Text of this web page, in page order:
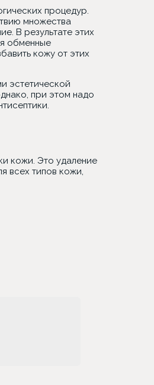
процедур.
множества
В результате этих
обменные
кожу от этих
эстетической
при этом надо
кожи. Это удаление
всех типов кожи,